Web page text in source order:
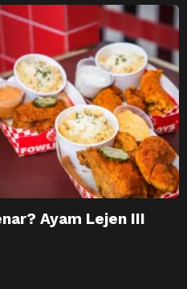
Ayam Lejen III